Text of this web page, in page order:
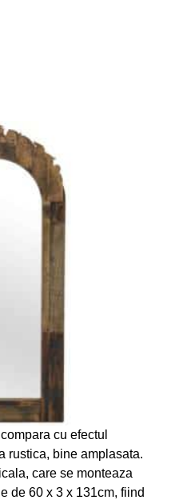
cu efectul
rustica, bine amplasata.
care se monteaza
de 60 x 3 x 131cm, fiind